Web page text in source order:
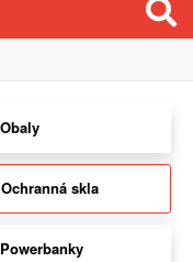
Obaly
Ochranná skla
Powerbanky